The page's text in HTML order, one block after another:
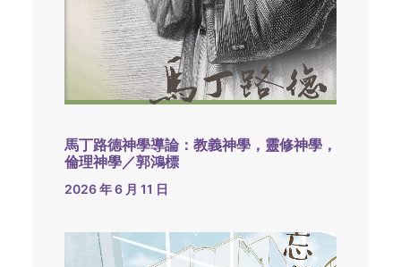
馬丁路德神學導論：教義神學，靈修神學，
倫理神學／郭鴻標
2026 年 6 月 11 日